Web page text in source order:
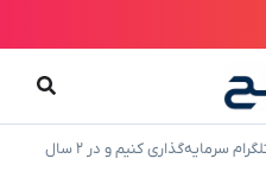
چگونه در تلگرام سرمایه‌گذاری کنیم و در ۲ سال